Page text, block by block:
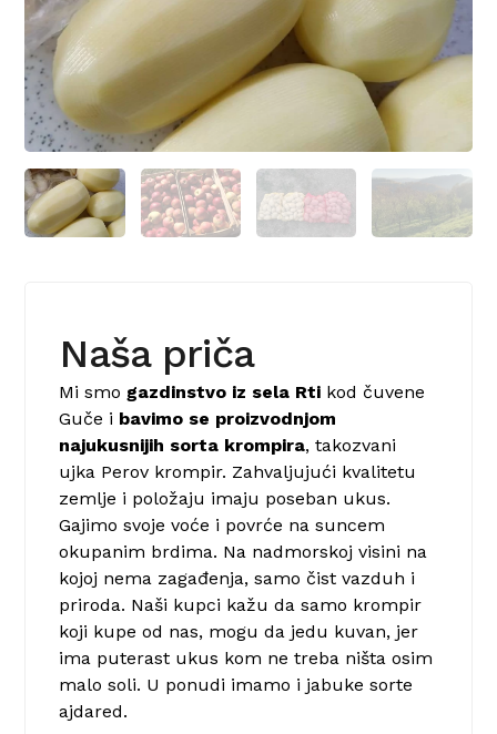
Naša priča
Mi smo gazdinstvo iz sela Rti kod čuvene
Guče i bavimo se proizvodnjom
najukusnijih sorta krompira, takozvani
ujka Perov krompir. Zahvaljujući kvalitetu
zemlje i položaju imaju poseban ukus.
Gajimo svoje voće i povrće na suncem
okupanim brdima. Na nadmorskoj visini na
kojoj nema zagađenja, samo čist vazduh i
priroda. Naši kupci kažu da samo krompir
koji kupe od nas, mogu da jedu kuvan, jer
ima puterast ukus kom ne treba ništa osim
malo soli. U ponudi imamo i jabuke sorte
ajdared.